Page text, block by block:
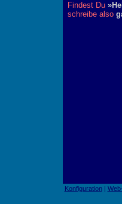
Findest Du
schreibe also
Konfiguration|